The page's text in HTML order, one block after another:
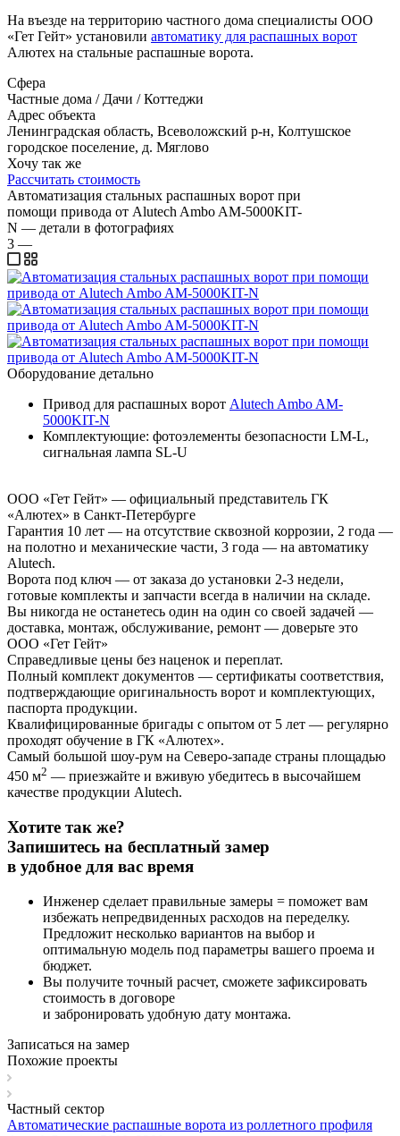
На въезде на территорию частного дома специалисты ООО
«Гет Гейт» установили автоматику для распашных ворот
Алютех на стальные распашные ворота.
Сфера
Частные дома / Дачи / Коттеджи
Адрес объекта
Ленинградская область, Всеволожский р-н, Колтушское
городское поселение, д. Мяглово
Хочу так же
Рассчитать стоимость
Автоматизация стальных распашных ворот при
помощи привода от Alutech Ambo AM-5000KIT-
N — детали в фотографиях
3 —
Оборудование детально
Привод для распашных ворот Alutech Ambo AM-
5000KIT-N
Комплектующие: фотоэлементы безопасности LM-L,
сигнальная лампа SL-U
ООО «Гет Гейт» — официальный представитель ГК
«Алютех» в Санкт-Петербурге
Гарантия 10 лет — на отсутствие сквозной коррозии, 2 года —
на полотно и механические части, 3 года — на автоматику
Alutech.
Ворота под ключ — от заказа до установки 2-3 недели,
готовые комплекты и запчасти всегда в наличии на складе.
Вы никогда не останетесь один на один со своей задачей —
доставка, монтаж, обслуживание, ремонт — доверьте это
ООО «Гет Гейт»
Справедливые цены без наценок и переплат.
Полный комплект документов — сертификаты соответствия,
подтверждающие оригинальность ворот и комплектующих,
паспорта продукции.
Квалифицированные бригады с опытом от 5 лет — регулярно
проходят обучение в ГК «Алютех».
Самый большой шоу-рум на Северо-западе страны площадью
450 м2 — приезжайте и вживую убедитесь в высочайшем
качестве продукции Alutech.
Хотите так же?
Запишитесь на бесплатный замер
в удобное для вас время
Инженер сделает правильные замеры = поможет вам
избежать непредвиденных расходов на переделку.
Предложит несколько вариантов на выбор и
оптимальную модель под параметры вашего проема и
бюджет.
Вы получите точный расчет, сможете зафиксировать
стоимость в договоре
и забронировать удобную дату монтажа.
Записаться на замер
Похожие проекты
Частный сектор
Автоматические распашные ворота из роллетного профиля